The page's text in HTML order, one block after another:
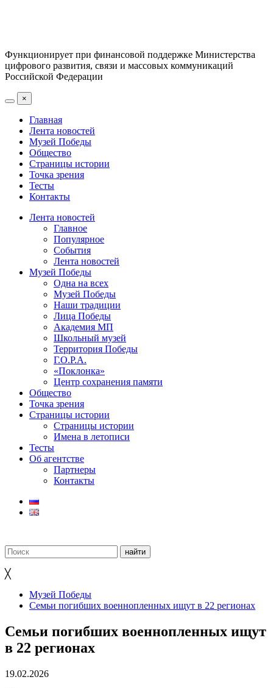
Функционирует при финансовой поддержке Министерства
цифрового развития, связи и массовых коммуникаций
Российской Федерации
×
Главная
Лента новостей
Музей Победы
Общество
Страницы истории
Точка зрения
Тесты
Контакты
Лента новостей
Главное
Популярное
События
Лента новостей
Музей Победы
Одна на всех
Музей Победы
Наши традиции
Лица Победы
Академия МП
Школьный музей
Территория Победы
Г.О.Р.А.
«Поклонка»
Центр сохранения памяти
Общество
Точка зрения
Страницы истории
Страницы истории
Имена в летописи
Тесты
Об агентстве
Партнеры
Контакты
╳
Музей Победы
Семьи погибших военнопленных ищут в 22 регионах
Семьи погибших военнопленных ищут
в 22 регионах
19.02.2026